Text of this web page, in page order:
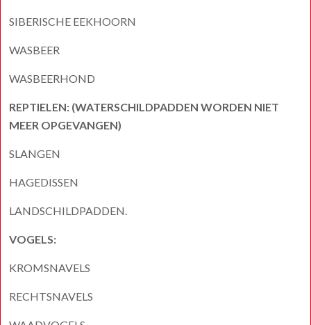
SIBERISCHE EEKHOORN
WASBEER
WASBEERHOND
REPTIELEN: (WATERSCHILDPADDEN WORDEN NIET
MEER OPGEVANGEN)
SLANGEN
HAGEDISSEN
LANDSCHILDPADDEN.
VOGELS:
KROMSNAVELS
RECHTSNAVELS